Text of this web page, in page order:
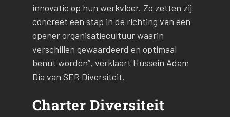
innovatie op hun werkvloer. Zo zetten zij
concreet een stap in de richting van een
opener organisatiecultuur waarin
verschillen gewaardeerd en optimaal
benut worden”, verklaart Hussein Adam
Dia van SER Diversiteit.
Charter Diversiteit